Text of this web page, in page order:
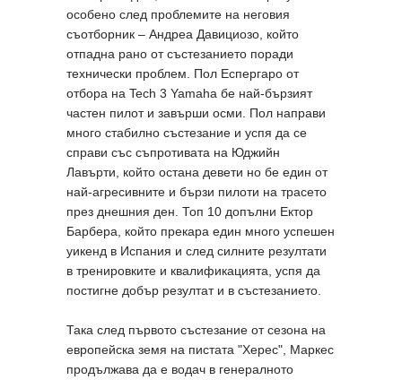
особено след проблемите на неговия
съотборник – Андреа Давициозо, който
отпадна рано от състезанието поради
технически проблем. Пол Еспергаро от
отбора на Tech 3 Yamaha бе най-бързият
частен пилот и завърши осми. Пол направи
много стабилно състезание и успя да се
справи със съпротивата на Юджийн
Лавърти, който остана девети но бе един от
най-агресивните и бързи пилоти на трасето
през днешния ден. Топ 10 допълни Ектор
Барбера, който прекара един много успешен
уикенд в Испания и след силните резултати
в тренировките и квалификацията, успя да
постигне добър резултат и в състезанието.
Така след първото състезание от сезона на
европейска земя на пистата "Херес", Маркес
продължава да е водач в генералното